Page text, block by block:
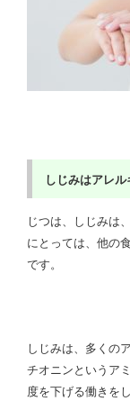
しじみはアレ
じつは、しじみは
にとっては、他の
です。
しじみは、多くの
チオニンというア
度を下げる働きを